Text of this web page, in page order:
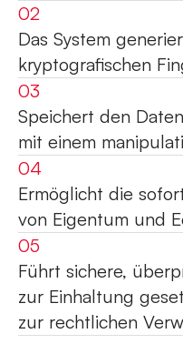
02
Das System
kryptografischen
03
Speichert den
mit einem
04
Ermöglicht die
von Eigentum und
05
Führt sichere,
zur Einhaltung
zur rechtlichen